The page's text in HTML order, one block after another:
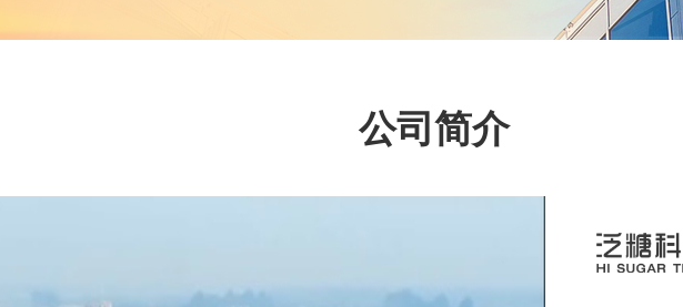
公司简介